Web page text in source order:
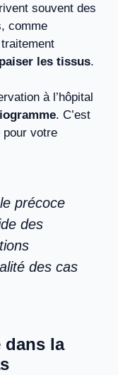
souvent des
comme
les tissus.
à l’hôpital
. C’est
pour votre
précoce
des
des cas
dans la